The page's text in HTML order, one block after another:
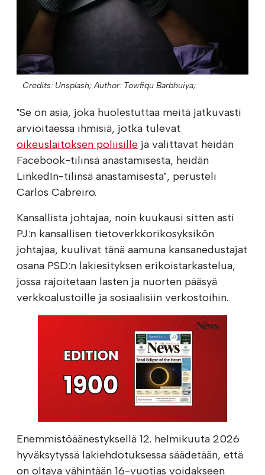
Credits: Unsplash; Author: Towfiqu Barbhuiya;
"Se on asia, joka huolestuttaa meitä jatkuvasti
arvioitaessa ihmisiä, jotka tulevat
oikeuslaitoksen poliisille ja valittavat heidän
Facebook-tilinsä anastamisesta, heidän
LinkedIn-tilinsä anastamisesta", perusteli
Carlos Cabreiro.
Kansallista johtajaa, noin kuukausi sitten asti
PJ:n kansallisen tietoverkkorikosyksikön
johtajaa, kuulivat tänä aamuna kansanedustajat
osana PSD:n lakiesityksen erikoistarkastelua,
jossa rajoitetaan lasten ja nuorten pääsyä
verkkoalustoille ja sosiaalisiin verkostoihin.
Enemmistöäänestyksellä 12. helmikuuta 2026
hyväksytyssä lakiehdotuksessa säädetään, että
on oltava vähintään 16-vuotias voidakseen